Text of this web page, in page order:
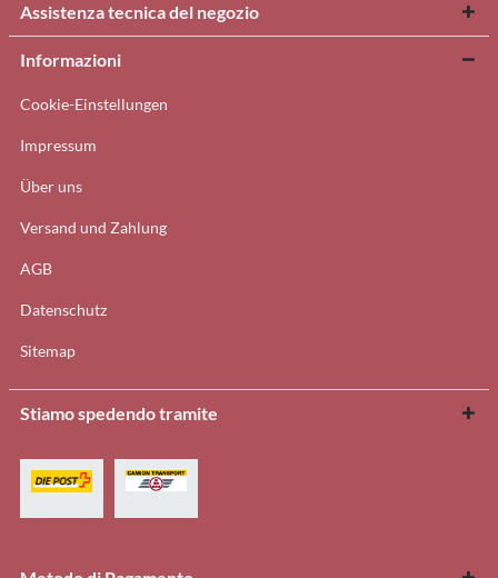
Assistenza tecnica del negozio
Informazioni
Cookie-Einstellungen
Impressum
Über uns
Versand und Zahlung
AGB
Datenschutz
Sitemap
Stiamo spedendo tramite